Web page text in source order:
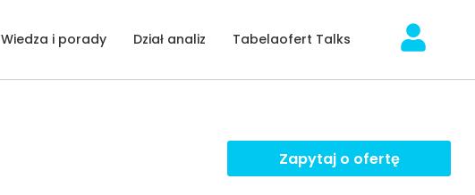
Wiedza i porady Dział analiz Tabelaofert Talks
Zapytaj o ofertę